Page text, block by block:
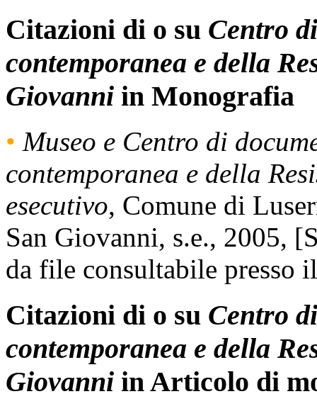
Citazioni di o su Centro
contemporanea e della
Giovanni in Monografia
• Museo e Centro di
contemporanea e della
esecutivo, Comune di
San Giovanni, s.e., 2005,
da file consultabile presso
Citazioni di o su Centro
contemporanea e della
Giovanni in Articolo di